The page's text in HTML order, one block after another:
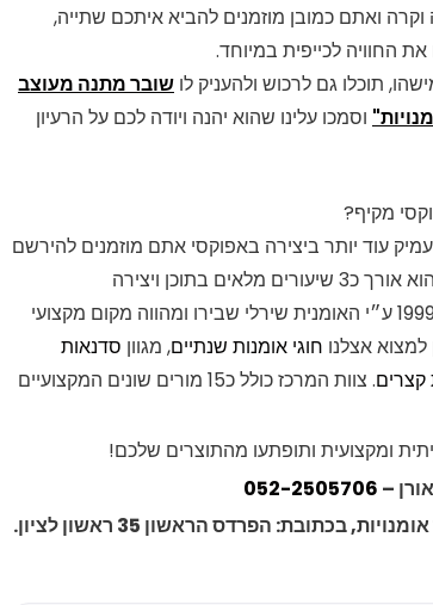
ואתם כמובן מוזמנים להביא איתכם שתייה,
החוויה לכייפית במיוחד.
תוכלו גם לרכוש ולהעניק לו שובר מתנה מעוצב
וסמכו עלינו שהוא יהנה ויודה לכם על הרעיון
מקיף?
עוד יותר ביצירה באפוקסי אתם מוזמנים להירשם
כ3 שיעורים מלאים בתוכן ויצירה
שירלי מרכז אומנויות נוסד בשנת 1999 ע״י האומנית שירלי שבירו ומהווה מקום מקצועי
למצוא אצלנו חוגי אומנות שנתיים, מגוון סדנאות
קצרים
. צוות המרכז כולל כ15 מורים שונים המקצועיים
ומקצועית ותופתעו מהתוצרים שלכם!
–
052-2505706
בכתובת: הפרדס הראשון 35 ראשון לציון.